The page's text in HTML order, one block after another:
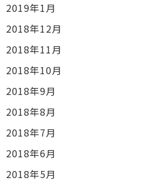
2019年1月
2018年12月
2018年11月
2018年10月
2018年9月
2018年8月
2018年7月
2018年6月
2018年5月